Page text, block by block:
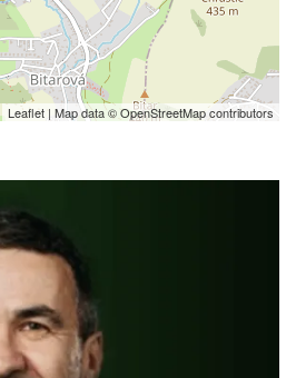
Leaflet | Map data ©OpenStreetMapcontributors